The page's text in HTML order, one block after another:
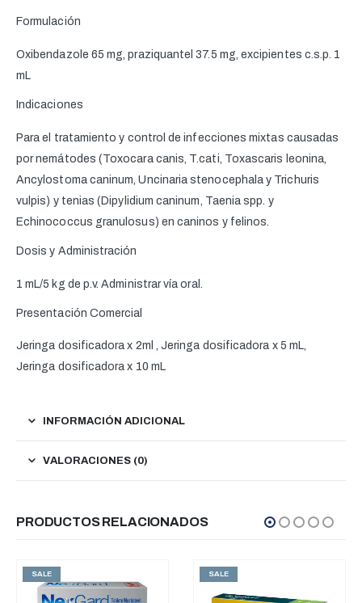
Formulación
Oxibendazole 65 mg, praziquantel 37.5 mg, excipientes c.s.p. 1
mL
Indicaciones
Para el tratamiento y control de infecciones mixtas causadas
por nemátodes (Toxocara canis, T.cati, Toxascaris leonina,
Ancylostoma caninum, Uncinaria stenocephala y Trichuris
vulpis) y tenias (Dipylidium caninum, Taenia spp. y
Echinococcus granulosus) en caninos y felinos.
Dosis y Administración
1 mL/5 kg de p.v. Administrar vía oral.
Presentación Comercial
Jeringa dosificadora x 2ml , Jeringa dosificadora x 5 mL,
Jeringa dosificadora x 10 mL
INFORMACIÓN ADICIONAL
VALORACIONES (0)
PRODUCTOS RELACIONADOS
SALE SALE